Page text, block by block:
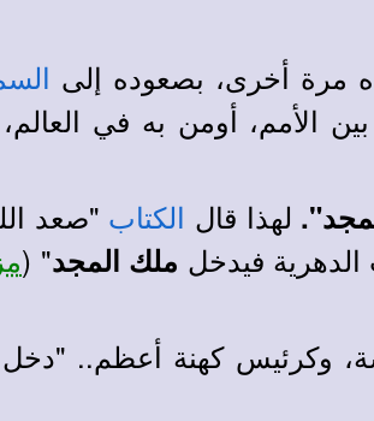
مرة أخرى، بصعوده إلى
الأمم، أومن به في العالم،
. لهذا قال الكتاب "صعد
الدهرية فيدخل ملك المجد" (مز 24: 7
وكرئيس كهنة أعظم..